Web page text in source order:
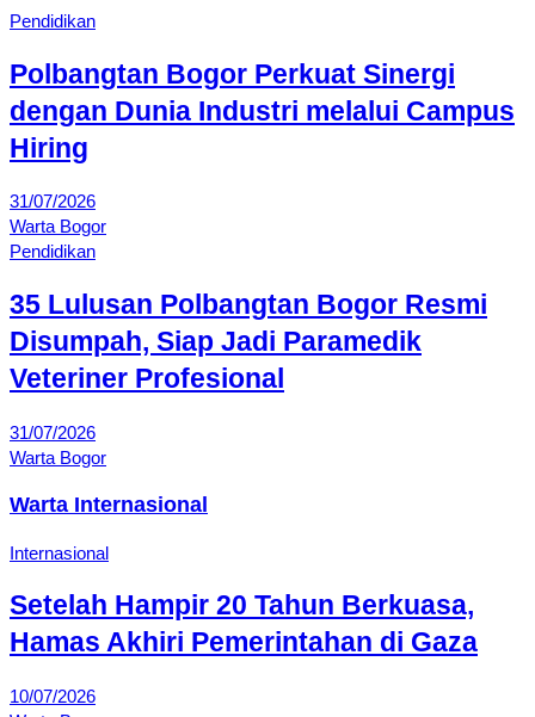
Pendidikan
Polbangtan Bogor Perkuat Sinergi
dengan Dunia Industri melalui Campus
Hiring
31/07/2026
Warta Bogor
Pendidikan
35 Lulusan Polbangtan Bogor Resmi
Disumpah, Siap Jadi Paramedik
Veteriner Profesional
31/07/2026
Warta Bogor
Warta Internasional
Internasional
Setelah Hampir 20 Tahun Berkuasa,
Hamas Akhiri Pemerintahan di Gaza
10/07/2026